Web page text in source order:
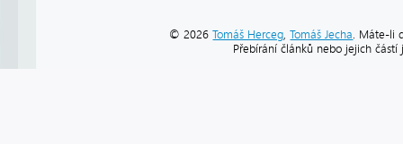
© 2026Tomáš Herceg,Tomáš Jecha. Máte-li
Přebírání článků nebo jejich